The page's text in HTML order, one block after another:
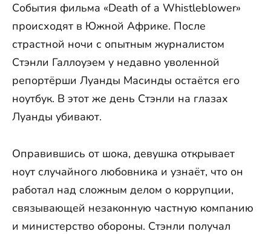
События фильма «Death of a Whistleblower»
происходят в Южной Африке. После
страстной ночи с опытным журналистом
Стэнли Галлоуэем у недавно уволенной
репортёрши Луанды Масинды остаётся его
ноутбук. В этот же день Стэнли на глазах
Луанды убивают.
Оправившись от шока, девушка открывает
ноут случайного любовника и узнаёт, что он
работал над сложным делом о коррупции,
связывающей незаконную частную компанию
и министерство обороны. Стэнли получал